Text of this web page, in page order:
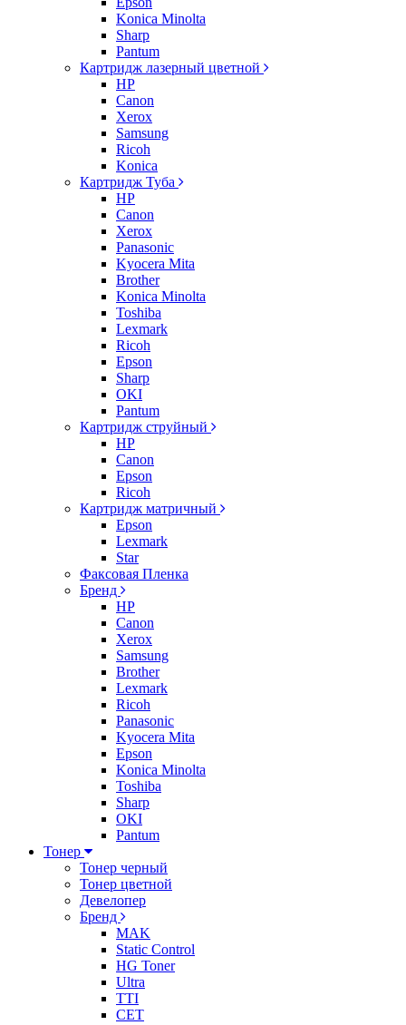
Konica Minolta
Sharp
Pantum
Картридж лазерный цветной
HP
Canon
Xerox
Samsung
Ricoh
Konica
Картридж Туба
HP
Canon
Xerox
Panasonic
Kyocera Mita
Brother
Konica Minolta
Toshiba
Lexmark
Ricoh
Epson
Sharp
OKI
Pantum
Картридж струйный
HP
Canon
Epson
Ricoh
Картридж матричный
Epson
Lexmark
Star
Факсовая Пленка
Бренд
HP
Canon
Xerox
Samsung
Brother
Lexmark
Ricoh
Panasonic
Kyocera Mita
Epson
Konica Minolta
Toshiba
Sharp
OKI
Pantum
Тонер
Тонер черный
Тонер цветной
Девелопер
Бренд
MAK
Static Control
HG Toner
Ultra
TTI
CET